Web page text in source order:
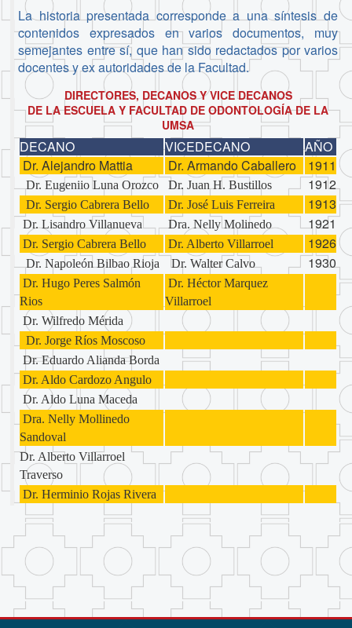
La historia presentada corresponde a una síntesis de
contenidos expresados en varios documentos, muy
semejantes entre sí, que han sido redactados por varios
docentes y ex autoridades de la Facultad.
DIRECTORES, DECANOS Y VICE DECANOS
DE LA ESCUELA Y FACULTAD DE ODONTOLOGÍA DE LA
UMSA
DECANO VICEDECANO
AÑO
Dr. Alejandro Mattia
Dr. Armando Caballero 1911
Dr. Eugeniio Luna Orozco Dr. Juan H. Bustillos 1912
Dr. Sergio Cabrera Bello Dr. José Luis Ferreira 1913
Dr. Lisandro Villanueva Dra. Nelly Molinedo 1921
Dr. Sergio Cabrera Bello Dr. Alberto Villarroel 1926
Dr. Napoleón Bilbao Rioja Dr. Walter Calvo 1930
Dr. Hugo Peres Salmón
Rios
Dr. Héctor Marquez
Villarroel
Dr. Wilfredo Mérida
Dr. Jorge Ríos Moscoso
Dr. Eduardo Alianda Borda
Dr. Aldo Cardozo Angulo
Dr. Aldo Luna Maceda
Dra. Nelly Mollinedo
Sandoval
Dr. Alberto Villarroel
Traverso
Dr. Herminio Rojas Rivera